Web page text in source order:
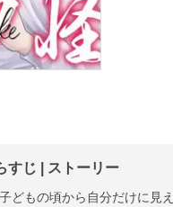
すじ | ストーリー
どもの頃から自分だけに見